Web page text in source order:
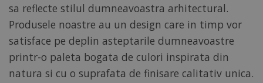
sa reflecte stilul dumneavoastra arhitectural.
Produsele noastre au un design care in timp vor
satisface pe deplin asteptarile dumneavoastre
printr-o paleta bogata de culori inspirata din
natura si cu o suprafata de finisare calitativ unica.